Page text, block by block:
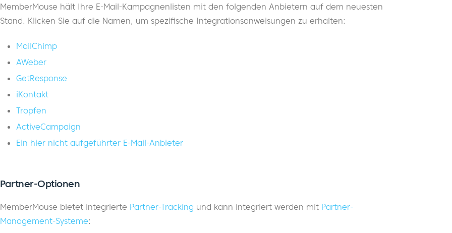
MemberMouse hält Ihre E-Mail-Kampagnenlisten mit den folgenden Anbietern auf dem neuesten
Stand. Klicken Sie auf die Namen, um spezifische Integrationsanweisungen zu erhalten:
MailChimp
AWeber
GetResponse
iKontakt
Tropfen
ActiveCampaign
Ein hier nicht aufgeführter E-Mail-Anbieter
Partner-Optionen
MemberMouse bietet integrierte Partner-Tracking und kann integriert werden mit Partner-
Management-Systeme: